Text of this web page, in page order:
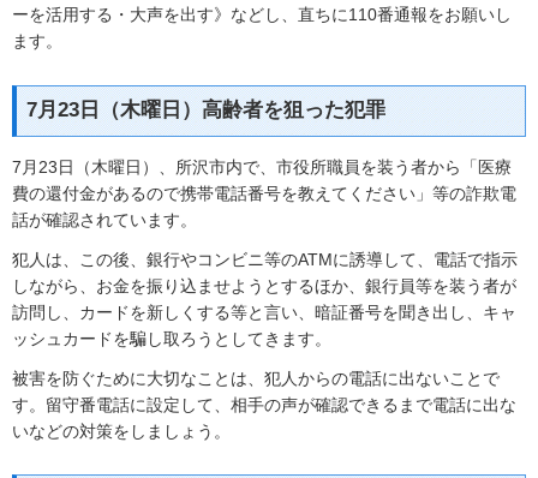
ーを活用する・大声を出す》などし、直ちに110番通報をお願いし
ます。
7月23日（木曜日）高齢者を狙った犯罪
7月23日（木曜日）、所沢市内で、市役所職員を装う者から「医療
費の還付金があるので携帯電話番号を教えてください」等の詐欺電
話が確認されています。
犯人は、この後、銀行やコンビニ等のATMに誘導して、電話で指示
しながら、お金を振り込ませようとするほか、銀行員等を装う者が
訪問し、カードを新しくする等と言い、暗証番号を聞き出し、キャ
ッシュカードを騙し取ろうとしてきます。
被害を防ぐために大切なことは、犯人からの電話に出ないことで
す。留守番電話に設定して、相手の声が確認できるまで電話に出な
いなどの対策をしましょう。